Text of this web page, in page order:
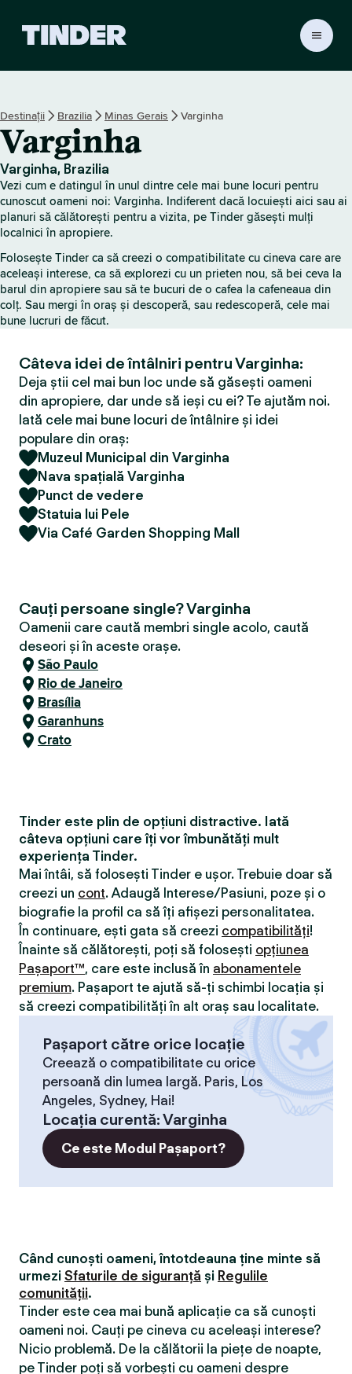
T
i
n
e
r
Destinații Brazilia Minas Gerais Varginha
Varginha
Varginha, Brazilia
Vezi cum e datingul în unul dintre cele mai bune locuri pentru
cunoscut oameni noi: Varginha. Indiferent dacă locuiești aici sau ai
planuri să călătorești pentru a vizita, pe Tinder găsești mulți
localnici în apropiere.
Folosește Tinder ca să creezi o compatibilitate cu cineva care are
aceleași interese, ca să explorezi cu un prieten nou, să bei ceva la
barul din apropiere sau să te bucuri de o cafea la cafeneaua din
colț. Sau mergi în oraș și descoperă, sau redescoperă, cele mai
bune lucruri de făcut.
Câteva idei de întâlniri pentru Varginha:
Deja știi cel mai bun loc unde să găsești oameni
din apropiere, dar unde să ieși cu ei? Te ajutăm noi.
Iată cele mai bune locuri de întâlnire și idei
populare din oraș:
Muzeul Municipal din Varginha
Nava spațială Varginha
Punct de vedere
Statuia lui Pele
Via Café Garden Shopping Mall
Cauți persoane single? Varginha
Oamenii care caută membri single acolo, caută
deseori și în aceste orașe.
São Paulo
Rio de Janeiro
Brasília
Garanhuns
Crato
Tinder este plin de opțiuni distractive. Iată
câteva opțiuni care îți vor îmbunătăți mult
experiența Tinder.
Mai întâi, să folosești Tinder e ușor. Trebuie doar să
creezi un cont. Adaugă Interese/Pasiuni, poze și o
biografie la profil ca să îți afișezi personalitatea.
În continuare, ești gata să creezi compatibilităţi!
Înainte să călătorești, poți să folosești opțiunea
Pașaport™, care este inclusă în abonamentele
premium. Pașaport te ajută să-ți schimbi locația și
să creezi compatibilităţi în alt oraș sau localitate.
Pașaport către orice locație
Creează o compatibilitate cu orice
persoană din lumea largă. Paris, Los
Angeles, Sydney, Hai!
Locaţia curentă:Varginha
Ce este Modul Pașaport?
Când cunoști oameni, întotdeauna ține minte să
urmezi Sfaturile de siguranță și Regulile
comunității.
Tinder este cea mai bună aplicație ca să cunoști
oameni noi. Cauți pe cineva cu aceleași interese?
Nicio problemă. De la călătorii la piețe de noapte,
pe Tinder poți să vorbești cu oameni despre